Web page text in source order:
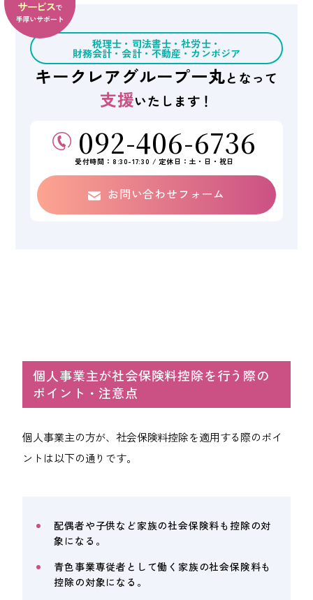
税理士・司法書士・社労士・
財務会計・会計・不動産・ カンボジア
キークレアグループ一丸となって
支援いたします！
092-406-6736
受付時間：8:30-17:30 / 定休日：土・日・祝日
お問い合わせフォーム
個人事業主が社会保険料控除を行う際の
ポイント・注意点
個人事業主の方が、社会保険料控除を適用する際のポイ
ントは以下の通りです。
配偶者や子供など家族の社会保険料も控除の対
象になる。
青色事業専従者として働く家族の社会保険料も
控除の対象になる。